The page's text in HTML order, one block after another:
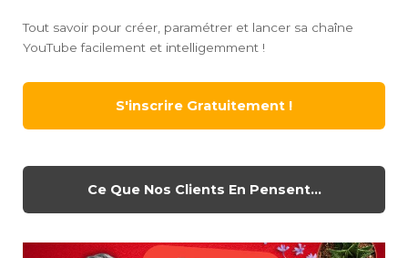
Tout savoir pour créer, paramétrer et lancer sa chaîne
YouTube facilement et intelligemment !
S'inscrire Gratuitement !
Ce Que Nos Clients En Pensent...